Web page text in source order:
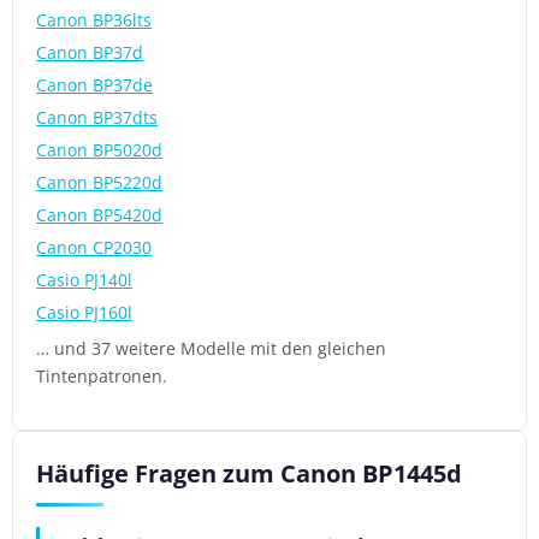
Canon BP36lts
Canon BP37d
Canon BP37de
Canon BP37dts
Canon BP5020d
Canon BP5220d
Canon BP5420d
Canon CP2030
Casio PJ140l
Casio PJ160l
… und 37 weitere Modelle mit den gleichen
Tintenpatronen.
Häufige Fragen zum Canon BP1445d